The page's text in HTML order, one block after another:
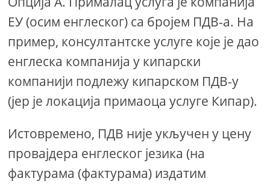
ЕУ (осим енглеског) са бројем ПДВ-а. На
пример, консултантске услуге које је дао
енглеска компанија у кипарски
компанији подлежу кипарском ПДВ-у
(јер је локација примаоца услуге Кипар).
Истовремено, ПДВ није укључен у цену
провајдера енглеског језика (на
фактурама (фактурама) издатим